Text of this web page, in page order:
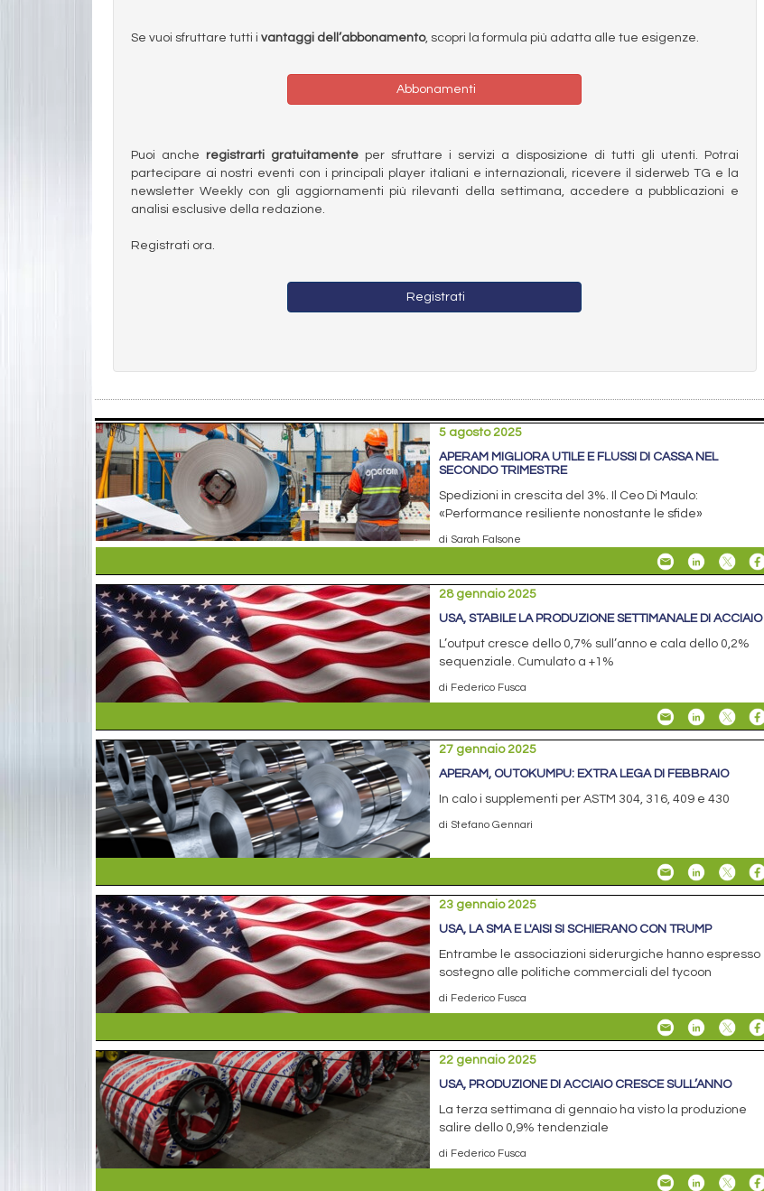
Se vuoi sfruttare tutti i vantaggi dell’abbonamento, scopri la formula più adatta alle tue esigenze.
Abbonamenti
Puoi anche registrarti gratuitamenteper sfruttare i servizi a disposizione di tutti gli utenti. Potrai
partecipare ai nostri eventi con i principali player italiani e internazionali, ricevere il siderweb TG e la
newsletter Weekly con gli aggiornamenti più rilevanti della settimana, accedere a pubblicazioni e
analisi esclusive della redazione.
Registrati ora.
Registrati
5 agosto 2025
APERAM MIGLIORA UTILE E FLUSSI DI CASSA NEL
SECONDO TRIMESTRE
Spedizioni in crescita del 3%. Il Ceo Di Maulo:
«Performance resiliente nonostante le sfide»
di Sarah Falsone
28 gennaio 2025
USA, STABILE LA PRODUZIONE SETTIMANALE DI ACCIAIO
L’output cresce dello 0,7% sull’anno e cala dello 0,2%
sequenziale. Cumulato a +1%
di Federico Fusca
27 gennaio 2025
APERAM, OUTOKUMPU: EXTRA LEGA DI FEBBRAIO
In calo i supplementi per ASTM 304, 316, 409 e 430
di Stefano Gennari
23 gennaio 2025
USA, LA SMA E L'AISI SI SCHIERANO CON TRUMP
Entrambe le associazioni siderurgiche hanno espresso
sostegno alle politiche commerciali del tycoon
di Federico Fusca
22 gennaio 2025
USA, PRODUZIONE DI ACCIAIO CRESCE SULL’ANNO
La terza settimana di gennaio ha visto la produzione
salire dello 0,9% tendenziale
di Federico Fusca